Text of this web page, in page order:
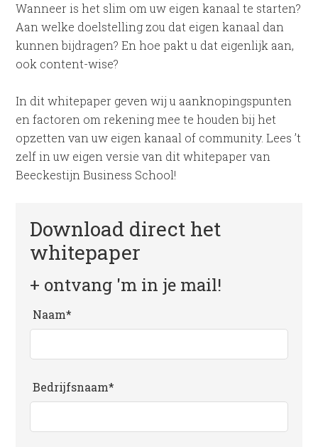
Wanneer is het slim om uw eigen kanaal te starten?
Aan welke doelstelling zou dat eigen kanaal dan
kunnen bijdragen? En hoe pakt u dat eigenlijk aan,
ook content-wise?
In dit whitepaper geven wij u aanknopingspunten
en factoren om rekening mee te houden bij het
opzetten van uw eigen kanaal of community. Lees ’t
zelf in uw eigen versie van dit whitepaper van
Beeckestijn Business School!
Download direct het
whitepaper
+ ontvang 'm in je mail!
Naam*
Bedrijfsnaam*